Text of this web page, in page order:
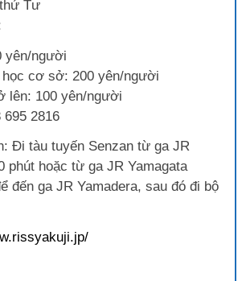
Tư
yên/người
học cơ sở: 200 yên/người
lên: 100 yên/người
2816
Đi tàu tuyến Senzan từ ga JR
phút hoặc từ ga JR Yamagata
đến ga JR Yamadera, sau đó đi bộ